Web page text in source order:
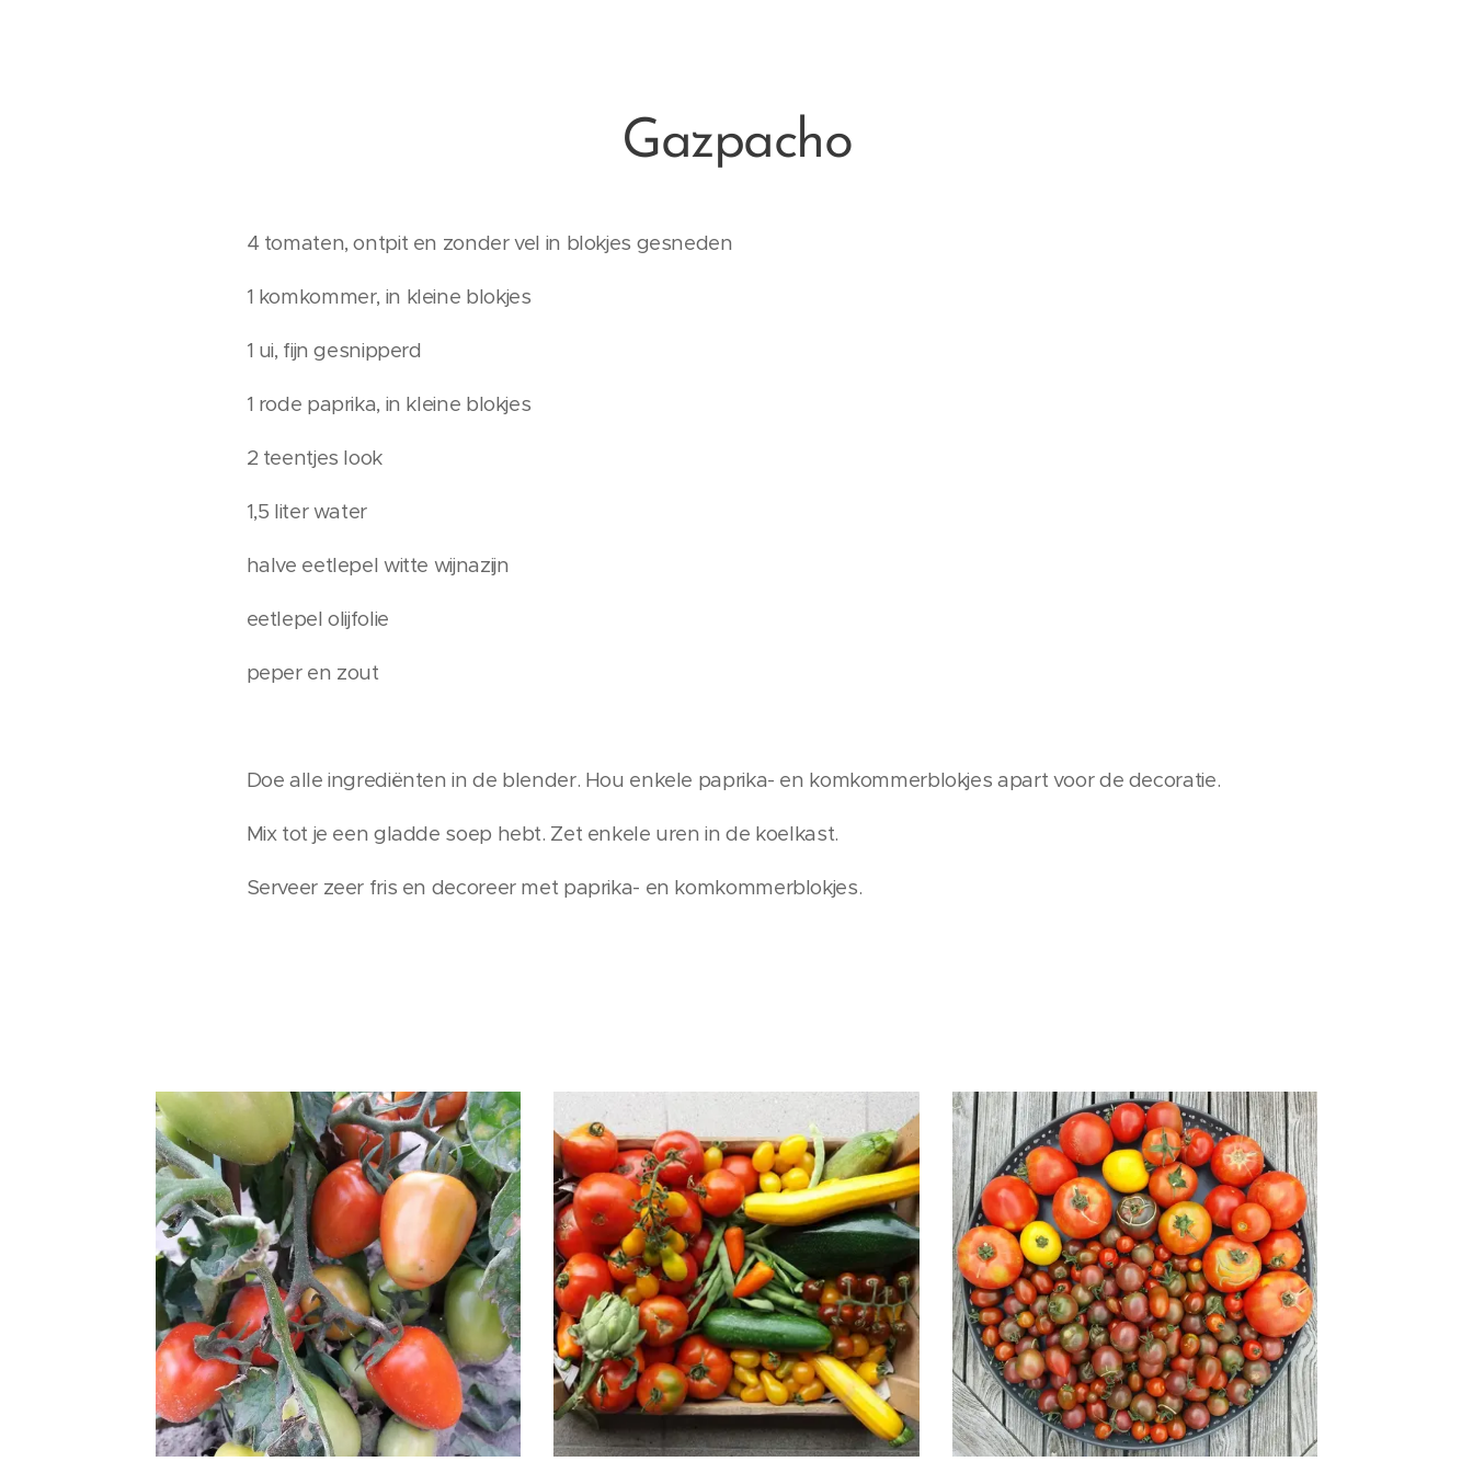
Gazpacho
4 tomaten, ontpit en zonder vel in blokjes gesneden
1 komkommer, in kleine blokjes
1 ui, fijn gesnipperd
1 rode paprika, in kleine blokjes
2 teentjes look
1,5 liter water
halve eetlepel witte wijnazijn
eetlepel olijfolie
peper en zout
Doe alle ingrediënten in de blender. Hou enkele paprika- en komkommerblokjes apart voor de decoratie.
Mix tot je een gladde soep hebt. Zet enkele uren in de koelkast.
Serveer zeer fris en decoreer met paprika- en komkommerblokjes.